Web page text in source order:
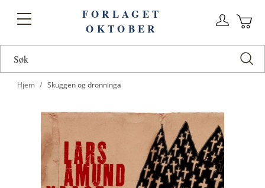
Toggle
FORLAGET
OKTOBER
Hjem Skuggen og dronninga